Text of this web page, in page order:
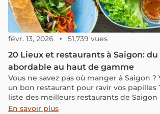
févr. 13, 2026 51,739 vues
20 Lieux et restaurants à Saigon:
abordable au haut de gamme
Vous ne savez pas où manger à Saigon ?
un bon restaurant pour ravir vos papilles ? Voici
liste des meilleurs restaurants de Saigon
absolument !
En savoir plus